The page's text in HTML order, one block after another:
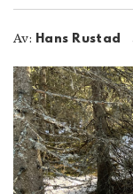
Av: Hans Rustad